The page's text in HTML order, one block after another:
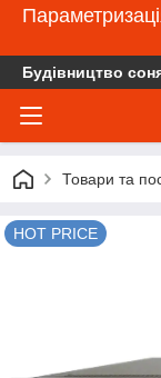
Будівництво
Товари та
HOT PRICE